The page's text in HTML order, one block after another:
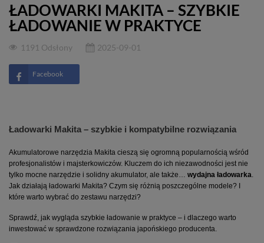
ŁADOWARKI MAKITA – SZYBKIE
ŁADOWANIE W PRAKTYCE
1191 Odsłony 2025-09-01
Facebook
Ładowarki Makita – szybkie i kompatybilne rozwiązania
Akumulatorowe narzędzia Makita cieszą się ogromną popularnością wśród
profesjonalistów i majsterkowiczów. Kluczem do ich niezawodności jest nie
tylko mocne narzędzie i solidny akumulator, ale także… wydajna ładowarka.
Jak działają ładowarki Makita? Czym się różnią poszczególne modele? I
które warto wybrać do zestawu narzędzi?
Sprawdź, jak wygląda szybkie ładowanie w praktyce – i dlaczego warto
inwestować w sprawdzone rozwiązania japońskiego producenta.